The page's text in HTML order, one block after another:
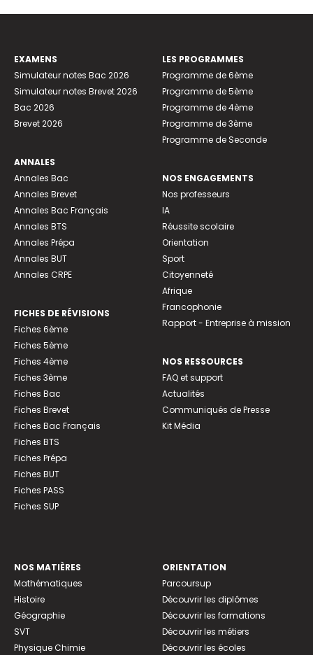
EXAMENS
Simulateur notes Bac 2026
Simulateur notes Brevet 2026
Bac 2026
Brevet 2026
ANNALES
Annales Bac
Annales Brevet
Annales Bac Français
Annales BTS
Annales Prépa
Annales BUT
Annales CRPE
FICHES DE RÉVISIONS
Fiches 6ème
Fiches 5ème
Fiches 4ème
Fiches 3ème
Fiches Bac
Fiches Brevet
Fiches Bac Français
Fiches BTS
Fiches Prépa
Fiches BUT
Fiches PASS
Fiches SUP
LES PROGRAMMES
Programme de 6ème
Programme de 5ème
Programme de 4ème
Programme de 3ème
Programme de Seconde
NOS ENGAGEMENTS
Nos professeurs
IA
Réussite scolaire
Orientation
Sport
Citoyenneté
Afrique
Francophonie
Rapport - Entreprise à mission
NOS RESSOURCES
FAQ et support
Actualités
Communiqués de Presse
Kit Média
NOS MATIÈRES
Mathématiques
Histoire
Géographie
SVT
Physique Chimie
ORIENTATION
Parcoursup
Découvrir les diplômes
Découvrir les formations
Découvrir les métiers
Découvrir les écoles